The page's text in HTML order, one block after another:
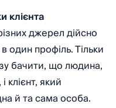
клієнта
джерел дійсно
один профіль. Тільки
бачити, що людина,
який
й та сама особа.